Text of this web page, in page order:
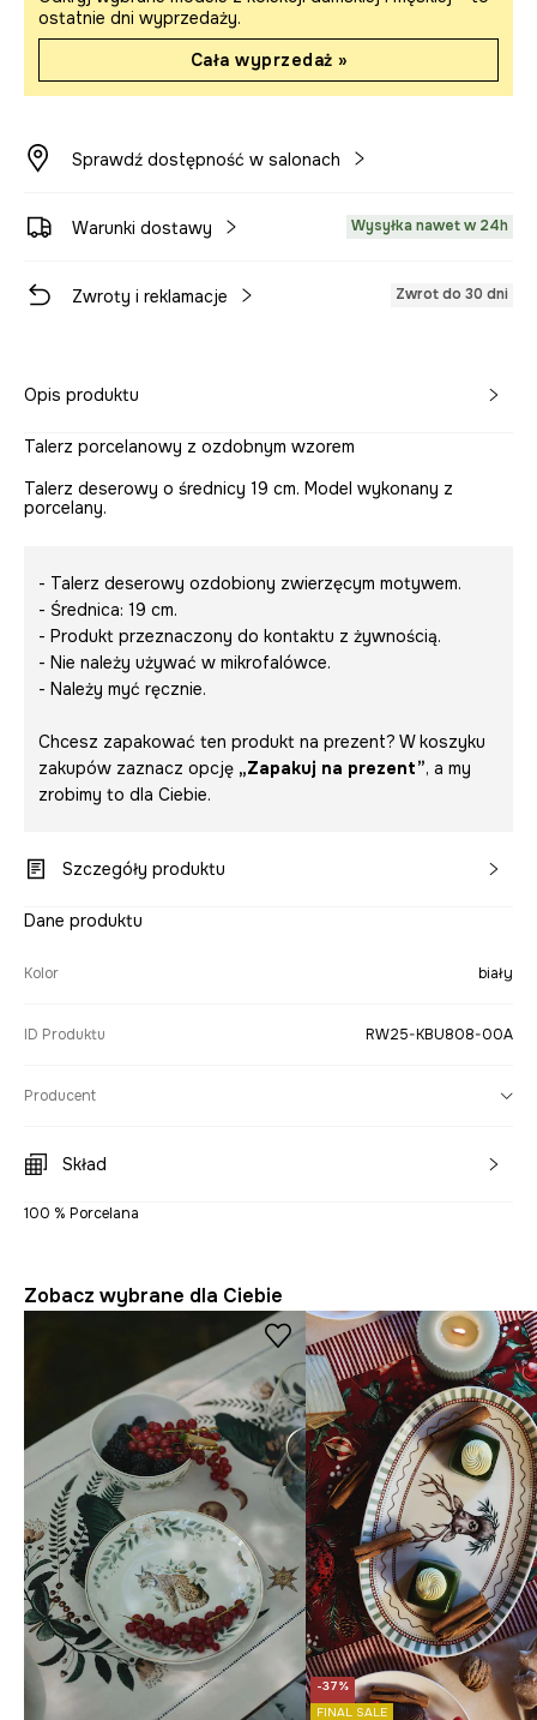
ostatnie dni wyprzedaży.
Cała wyprzedaż »
Sprawdź dostępność w salonach
Warunki dostawy Wysyłka nawet w 24h
Zwroty i reklamacje Zwrot do 30 dni
Opis produktu
Talerz porcelanowy z ozdobnym wzorem
Talerz deserowy o średnicy 19 cm. Model wykonany z
porcelany.
- Talerz deserowy ozdobiony zwierzęcym motywem.
- Średnica: 19 cm.
- Produkt przeznaczony do kontaktu z żywnością.
- Nie należy używać w mikrofalówce.
- Należy myć ręcznie.
Chcesz zapakować ten produkt na prezent? W koszyku
zakupów zaznacz opcję „Zapakuj na prezent”, a my
zrobimy to dla Ciebie.
Szczegóły produktu
Dane produktu
Kolor biały
ID Produktu RW25-KBU808-00A
Producent
Skład
100 % Porcelana
Zobacz wybrane dla Ciebie
-37%
FINAL SALE